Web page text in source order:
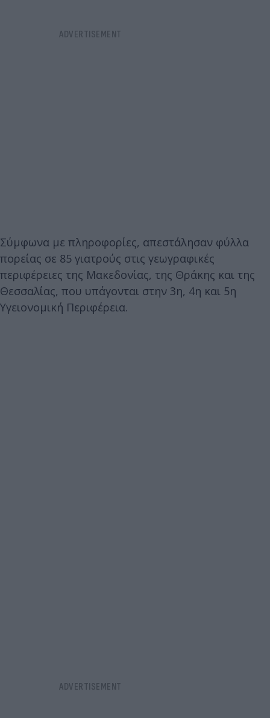
Σύμφωνα με πληροφορίες, απεστάλησαν φύλλα
πορείας σε 85 γιατρούς στις γεωγραφικές
περιφέρειες της Μακεδονίας, της Θράκης και της
Θεσσαλίας, που υπάγονται στην 3η, 4η και 5η
Υγειονομική Περιφέρεια.